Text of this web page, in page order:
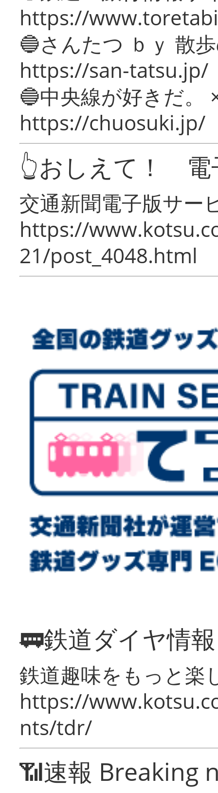
https://
🔵さんたつ ｂｙ 散
https://san-tatsu.jp/
🔵中央線が好きだ。
https://chuosuki.jp/
👆おしえて！ 電
交通新聞電子版サー
https://
21/post_4048.html
🚃鉄道ダイヤ情
鉄道趣味をもっと楽
https://
nts/tdr/
📶速報 Breaking